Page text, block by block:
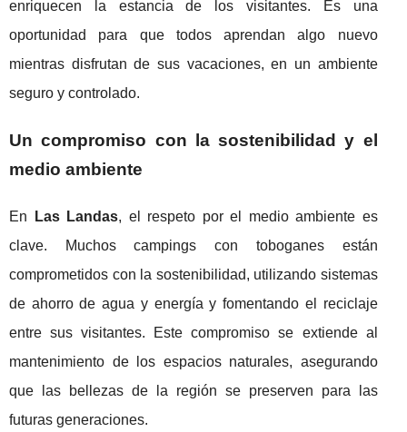
enriquecen la estancia de los visitantes. Es una
oportunidad para que todos aprendan algo nuevo
mientras disfrutan de sus vacaciones, en un ambiente
seguro y controlado.
Un compromiso con la sostenibilidad y el
medio ambiente
En Las Landas, el respeto por el medio ambiente es
clave. Muchos campings con toboganes están
comprometidos con la sostenibilidad, utilizando sistemas
de ahorro de agua y energía y fomentando el reciclaje
entre sus visitantes. Este compromiso se extiende al
mantenimiento de los espacios naturales, asegurando
que las bellezas de la región se preserven para las
futuras generaciones.